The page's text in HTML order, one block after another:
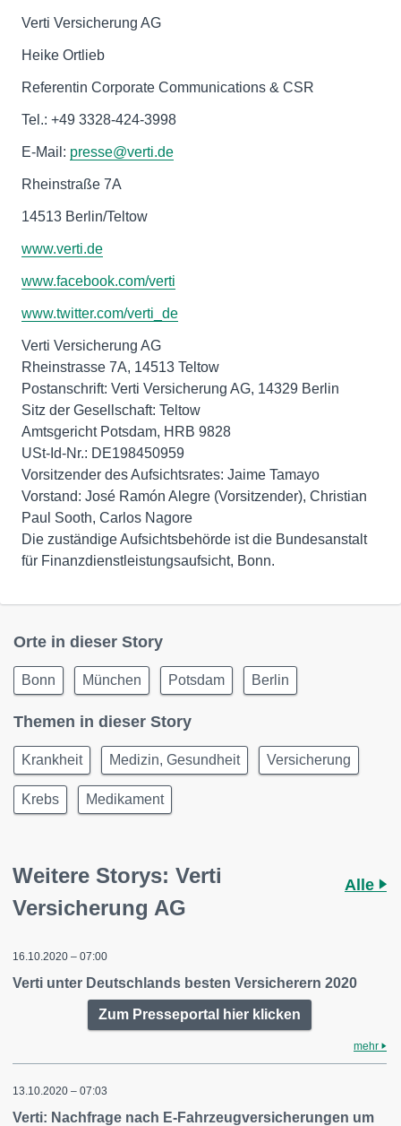
Verti Versicherung AG
Heike Ortlieb
Referentin Corporate Communications & CSR
Tel.: +49 3328-424-3998
E-Mail: presse@verti.de
Rheinstraße 7A
14513 Berlin/Teltow
www.verti.de
www.facebook.com/verti
www.twitter.com/verti_de
Verti Versicherung AG
Rheinstrasse 7A, 14513 Teltow
Postanschrift: Verti Versicherung AG, 14329 Berlin
Sitz der Gesellschaft: Teltow
Amtsgericht Potsdam, HRB 9828
USt-Id-Nr.: DE198450959
Vorsitzender des Aufsichtsrates: Jaime Tamayo
Vorstand: José Ramón Alegre (Vorsitzender), Christian
Paul Sooth, Carlos Nagore
Die zuständige Aufsichtsbehörde ist die Bundesanstalt
für Finanzdienstleistungsaufsicht, Bonn.
Orte in dieser Story
Bonn München Potsdam Berlin
Themen in dieser Story
Krankheit Medizin, Gesundheit Versicherung
Krebs Medikament
Weitere Storys: Verti
Versicherung AG
Alle
16.10.2020 – 07:00
Verti unter Deutschlands besten Versicherern 2020
Zum Presseportal hier klicken
mehr
13.10.2020 – 07:03
Verti: Nachfrage nach E-Fahrzeugversicherungen um